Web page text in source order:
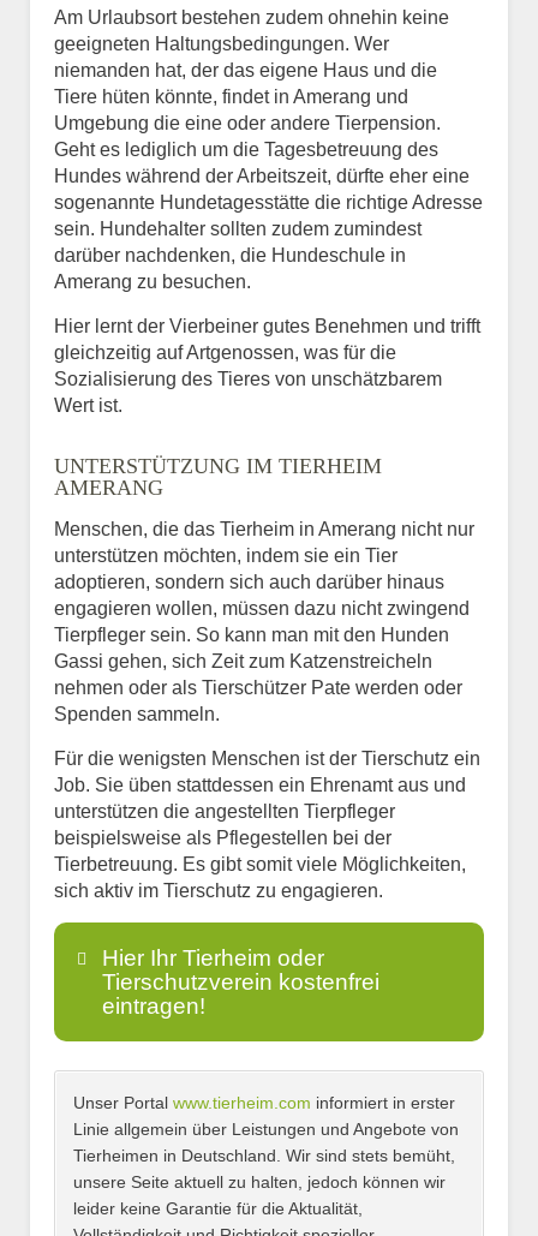
Am Urlaubsort bestehen zudem ohnehin keine
geeigneten Haltungsbedingungen. Wer
niemanden hat, der das eigene Haus und die
Tiere hüten könnte, findet in Amerang und
Umgebung die eine oder andere Tierpension.
Geht es lediglich um die Tagesbetreuung des
Hundes während der Arbeitszeit, dürfte eher eine
sogenannte Hundetagesstätte die richtige Adresse
sein. Hundehalter sollten zudem zumindest
darüber nachdenken, die Hundeschule in
Amerang zu besuchen.
Hier lernt der Vierbeiner gutes Benehmen und trifft
gleichzeitig auf Artgenossen, was für die
Sozialisierung des Tieres von unschätzbarem
Wert ist.
UNTERSTÜTZUNG IM TIERHEIM
AMERANG
Menschen, die das Tierheim in Amerang nicht nur
unterstützen möchten, indem sie ein Tier
adoptieren, sondern sich auch darüber hinaus
engagieren wollen, müssen dazu nicht zwingend
Tierpfleger sein. So kann man mit den Hunden
Gassi gehen, sich Zeit zum Katzenstreicheln
nehmen oder als Tierschützer Pate werden oder
Spenden sammeln.
Für die wenigsten Menschen ist der Tierschutz ein
Job. Sie üben stattdessen ein Ehrenamt aus und
unterstützen die angestellten Tierpfleger
beispielsweise als Pflegestellen bei der
Tierbetreuung. Es gibt somit viele Möglichkeiten,
sich aktiv im Tierschutz zu engagieren.
Hier Ihr Tierheim oder
Tierschutzverein kostenfrei
eintragen!
Name*
E-Mail*
Unser Portal www.tierheim.com informiert in erster
Linie allgemein über Leistungen und Angebote von
Tierheimen in Deutschland. Wir sind stets bemüht,
unsere Seite aktuell zu halten, jedoch können wir
leider keine Garantie für die Aktualität,